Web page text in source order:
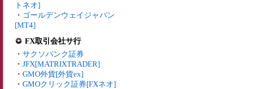
トネオ]
・ ゴールデンウェイジャパン
[MT4]
FX取引会社サ行
・ サクソバンク証券
・ JFX[MATRIXTRADER]
・ GMO外貨[外貨ex]
・ GMOクリック証券[FXネオ]